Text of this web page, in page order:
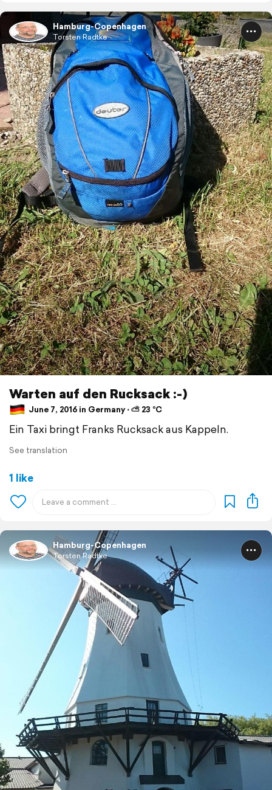
Hamburg-Copenhagen
Torsten Radtke
Warten auf den Rucksack :-)
June 7, 2016 in Germany ⋅ ⛅ 23 °C
Ein Taxi bringt Franks Rucksack aus Kappeln.
See translation
1 like
Hamburg-Copenhagen
Torsten Radtke